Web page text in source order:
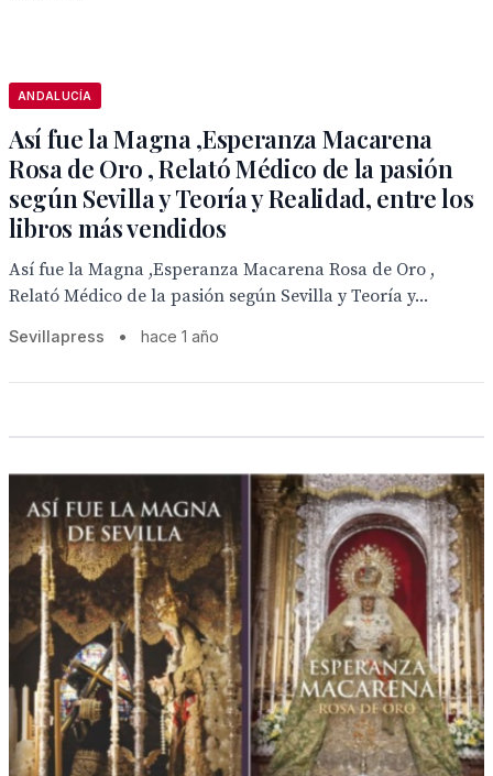
ANDALUCÍA
Así fue la Magna ,Esperanza Macarena
Rosa de Oro , Relató Médico de la pasión
según Sevilla y Teoría y Realidad, entre los
libros más vendidos
Así fue la Magna ,Esperanza Macarena Rosa de Oro ,
Relató Médico de la pasión según Sevilla y Teoría y...
Sevillapress • hace 1 año